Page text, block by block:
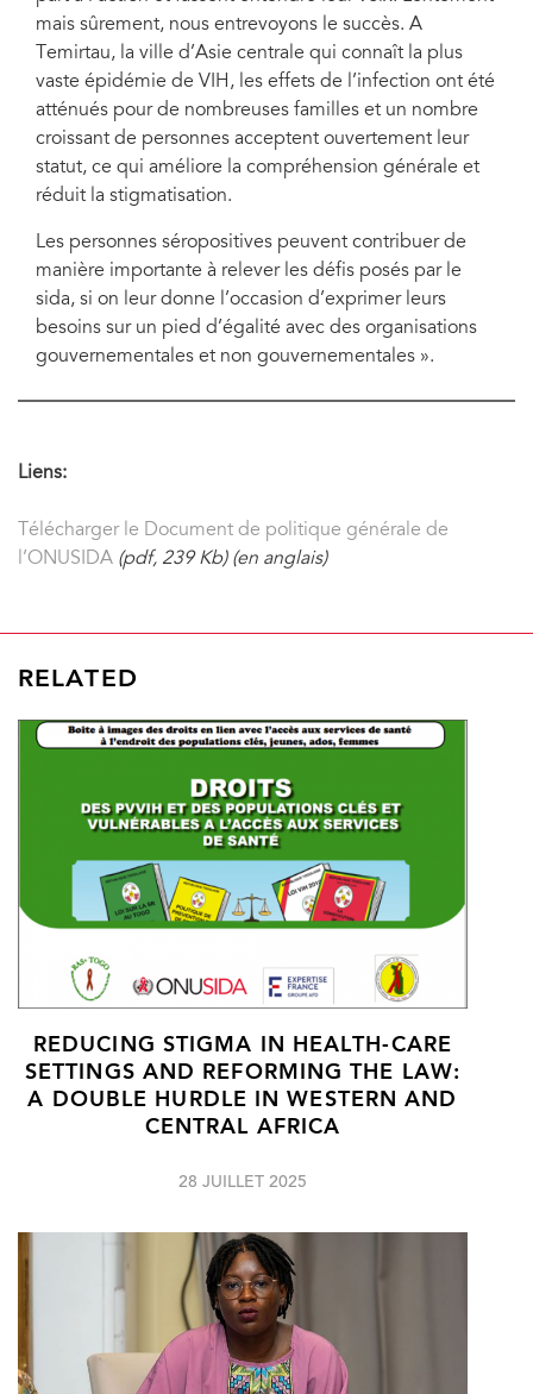
mais sûrement, nous entrevoyons le succès. A
Temirtau, la ville d’Asie centrale qui connaît la plus
vaste épidémie de VIH, les effets de l’infection ont été
atténués pour de nombreuses familles et un nombre
croissant de personnes acceptent ouvertement leur
statut, ce qui améliore la compréhension générale et
réduit la stigmatisation.
Les personnes séropositives peuvent contribuer de
manière importante à relever les défis posés par le
sida, si on leur donne l’occasion d’exprimer leurs
besoins sur un pied d’égalité avec des organisations
gouvernementales et non gouvernementales ».
Liens:
Télécharger le Document de politique générale de
l’ONUSIDA (pdf, 239 Kb) (en anglais)
RELATED
REDUCING STIGMA IN HEALTH-CARE
SETTINGS AND REFORMING THE LAW:
A DOUBLE HURDLE IN WESTERN AND
CENTRAL AFRICA
28 JUILLET 2025